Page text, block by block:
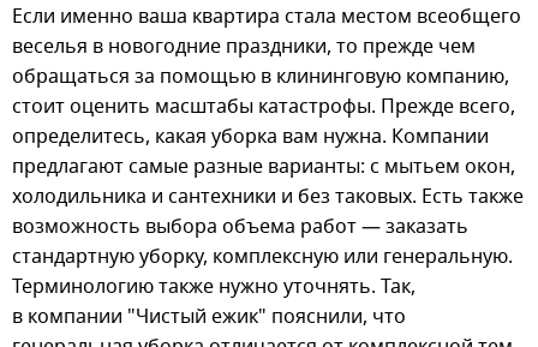
Если именно ваша квартира стала местом всеобщего
веселья в новогодние праздники, то прежде чем
обращаться за помощью в клининговую компанию,
стоит оценить масштабы катастрофы. Прежде всего,
определитесь, какая уборка вам нужна. Компании
предлагают самые разные варианты: с мытьем окон,
холодильника и сантехники и без таковых. Есть также
возможность выбора объема работ — заказать
стандартную уборку, комплексную или генеральную.
Терминологию также нужно уточнять. Так,
в компании "Чистый ежик" пояснили, что